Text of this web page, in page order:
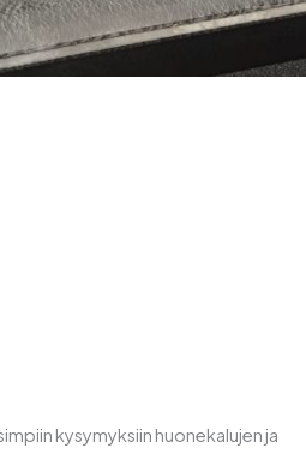
kysymyksiin huonekalujen ja